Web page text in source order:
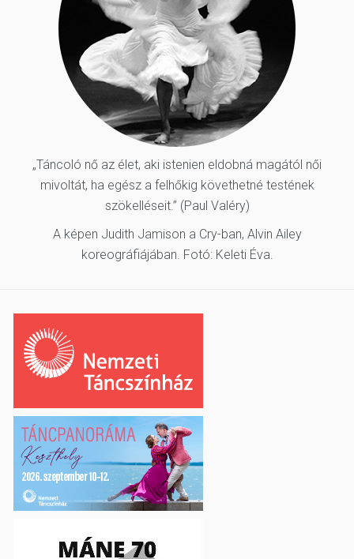
„Táncoló nő az élet, aki istenien eldobná magától női
mivoltát, ha egész a felhőkig követhetné testének
szökelléseit.” (Paul Valéry)
A képen Judith Jamison a Cry-ban, Alvin Ailey
koreográfiájában. Fotó: Keleti Éva.